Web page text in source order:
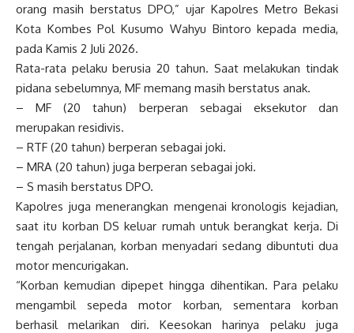
orang masih berstatus DPO,” ujar Kapolres Metro Bekasi
Kota Kombes Pol Kusumo Wahyu Bintoro kepada media,
pada Kamis 2 Juli 2026.
Rata-rata pelaku berusia 20 tahun. Saat melakukan tindak
pidana sebelumnya, MF memang masih berstatus anak.
– MF (20 tahun) berperan sebagai eksekutor dan
merupakan residivis.
– RTF (20 tahun) berperan sebagai joki.
– MRA (20 tahun) juga berperan sebagai joki.
– S masih berstatus DPO.
Kapolres juga menerangkan mengenai kronologis kejadian,
saat itu korban DS keluar rumah untuk berangkat kerja. Di
tengah perjalanan, korban menyadari sedang dibuntuti dua
motor mencurigakan.
“Korban kemudian dipepet hingga dihentikan. Para pelaku
mengambil sepeda motor korban, sementara korban
berhasil melarikan diri. Keesokan harinya pelaku juga